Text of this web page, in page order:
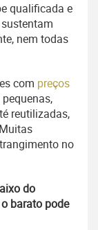
qualificada e
nem todas
com preços
reutilizadas,
no
do
barato pode